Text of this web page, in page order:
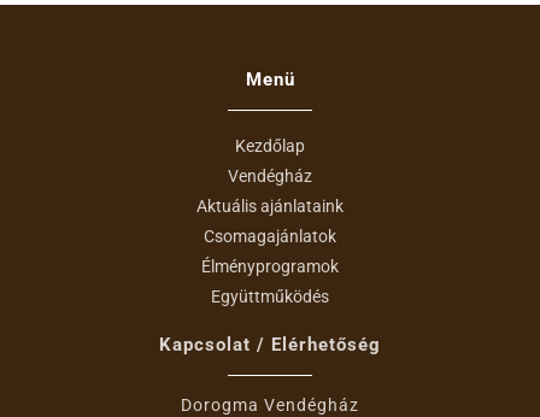
Menü
Kezdőlap
Vendégház
Aktuális ajánlataink
Csomagajánlatok
Élményprogramok
Együttműködés
Kapcsolat / Elérhetőség
Dorogma Vendégház